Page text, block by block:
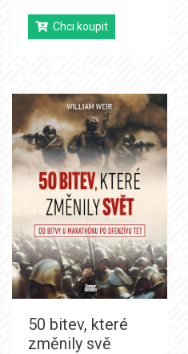
Chci koupit
50 bitev, které
změnily svě